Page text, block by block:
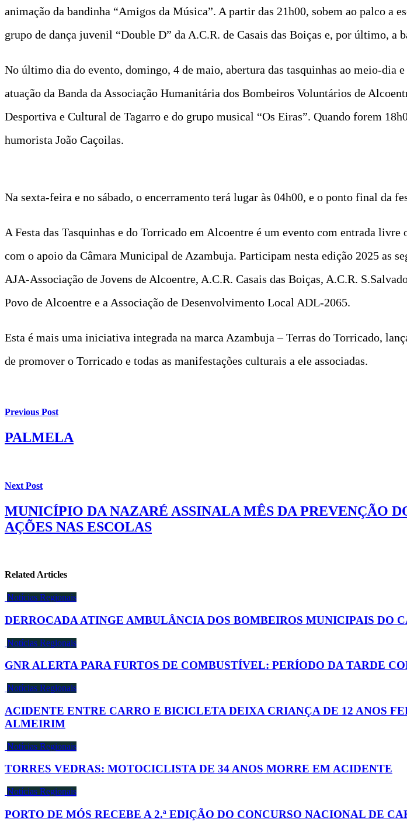
animação da bandinha “Amigos da Música”. A partir das 21h00, sobem ao palco a
grupo de dança juvenil “Double D” da A.C.R. de Casais das Boiças e, por último, a
No último dia do evento, domingo, 4 de maio, abertura das tasquinhas ao meio-dia
atuação da Banda da Associação Humanitária dos Bombeiros Voluntários de
Desportiva e Cultural de Tagarro e do grupo musical “Os Eiras”. Quando forem
humorista João Caçoilas.
Na sexta-feira e no sábado, o encerramento terá lugar às 04h00, e o ponto final da
A Festa das Tasquinhas e do Torricado em Alcoentre é um evento com entrada
com o apoio da Câmara Municipal de Azambuja. Participam nesta edição 2025 as
AJA-Associação de Jovens de Alcoentre, A.C.R. Casais das Boiças, A.C.R.
Povo de Alcoentre e a Associação de Desenvolvimento Local ADL-2065.
Esta é mais uma iniciativa integrada na marca Azambuja – Terras do Torricado,
de promover o Torricado e todas as manifestações culturais a ele associadas.
Previous Post
PALMELA
Next Post
MUNICÍPIO DA NAZARÉ ASSINALA MÊS DA PREVENÇÃO
AÇÕES NAS ESCOLAS
Related Articles
Notícias Regionais
DERROCADA ATINGE AMBULÂNCIA DOS BOMBEIROS MUNICIPAIS DO
Notícias Regionais
GNR ALERTA PARA FURTOS DE COMBUSTÍVEL: PERÍODO DA TARDE
Notícias Regionais
ACIDENTE ENTRE CARRO E BICICLETA DEIXA CRIANÇA DE 12 ANOS
ALMEIRIM
Notícias Regionais
TORRES VEDRAS: MOTOCICLISTA DE 34 ANOS MORRE EM ACIDENTE
Notícias Regionais
PORTO DE MÓS RECEBE A 2.ª EDIÇÃO DO CONCURSO NACIONAL DE